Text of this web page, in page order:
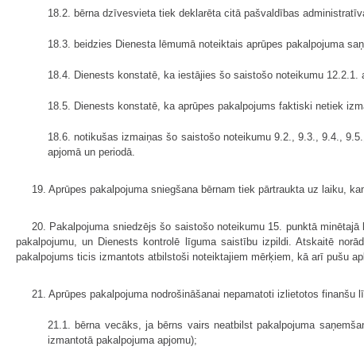
18.2. bērna dzīvesvieta tiek deklarēta citā pašvaldības
18.3. beidzies Dienesta lēmumā noteiktais aprūpes pakalpojuma
18.4. Dienests konstatē, ka iestājies šo saistošo noteikumu 12.2.1.
18.5. Dienests konstatē, ka aprūpes pakalpojums faktiski netiek
18.6. notikušas izmaiņas šo saistošo noteikumu 9.2., 9.3., 9.4.,
apjomā un periodā.
19. Aprūpes pakalpojuma sniegšana bērnam tiek pārtraukta uz laiku,
20. Pakalpojuma sniedzējs šo saistošo noteikumu 15. punktā
pakalpojumu, un Dienests kontrolē līguma saistību izpildi. Atskaitē
pakalpojums ticis izmantots atbilstoši noteiktajiem mērķiem, kā arī pušu
21. Aprūpes pakalpojuma nodrošināšanai nepamatoti izlietotos finanšu
21.1. bērna vecāks, ja bērns vairs neatbilst pakalpojuma
izmantotā pakalpojuma apjomu);